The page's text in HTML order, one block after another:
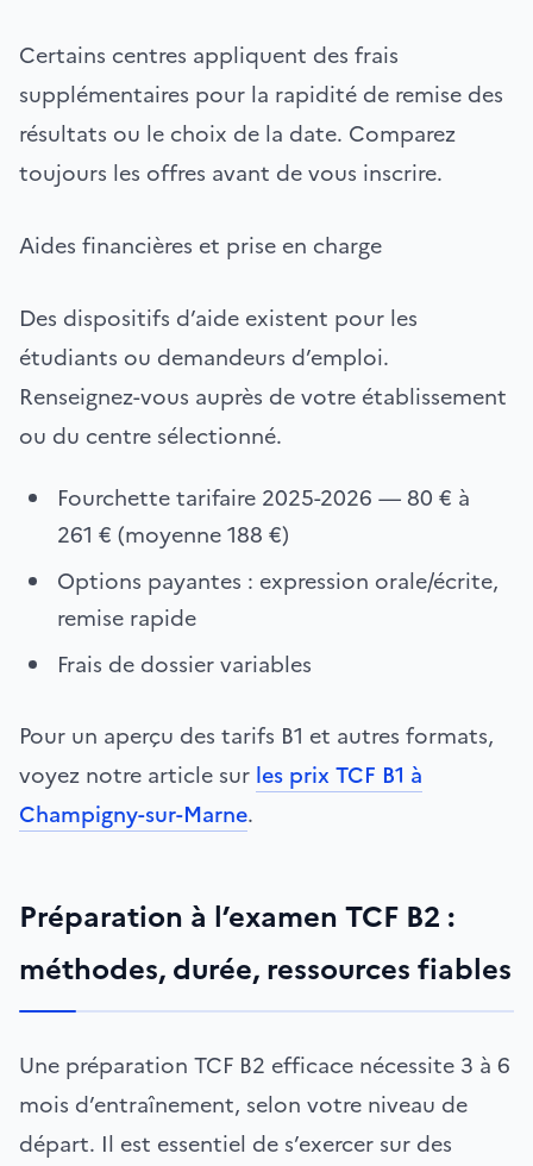
Certains centres appliquent des frais
supplémentaires pour la rapidité de remise des
résultats ou le choix de la date. Comparez
toujours les offres avant de vous inscrire.
Aides financières et prise en charge
Des dispositifs d’aide existent pour les
étudiants ou demandeurs d’emploi.
Renseignez-vous auprès de votre établissement
ou du centre sélectionné.
Fourchette tarifaire 2025-2026 — 80 € à
261 € (moyenne 188 €)
Options payantes : expression orale/écrite,
remise rapide
Frais de dossier variables
Pour un aperçu des tarifs B1 et autres formats,
voyez notre article sur les prix TCF B1 à
Champigny-sur-Marne.
Préparation à l’examen TCF B2 :
méthodes, durée, ressources fiables
Une préparation TCF B2 efficace nécessite 3 à 6
mois d’entraînement, selon votre niveau de
départ. Il est essentiel de s’exercer sur des